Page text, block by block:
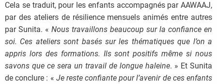
Cela se traduit, pour les enfants accompagnés par AAWAAJ,
par des ateliers de résilience mensuels animés entre autres
par Sunita. « Nous travaillons beaucoup sur la confiance en
soi. Ces ateliers sont basés sur les thématiques que l’on a
appris lors des formations. Ils sont positifs même si nous
savons que ce sera un travail de longue haleine. » Et Sunita
de conclure : « Je reste confiante pour l’avenir de ces enfants